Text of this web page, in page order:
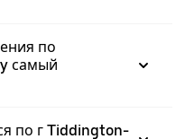
по
самый
по г Tiddington-